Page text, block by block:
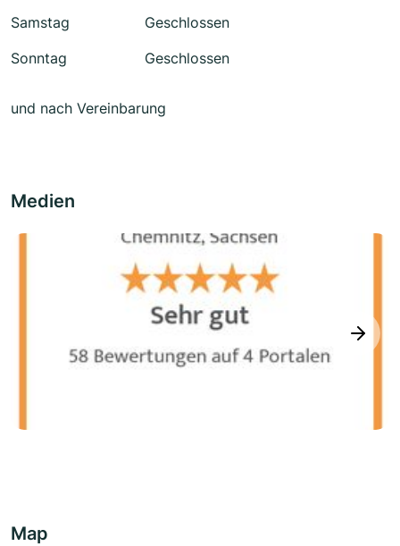
Samstag
Geschlossen
Sonntag
Geschlossen
und nach Vereinbarung
Medien
next
Map